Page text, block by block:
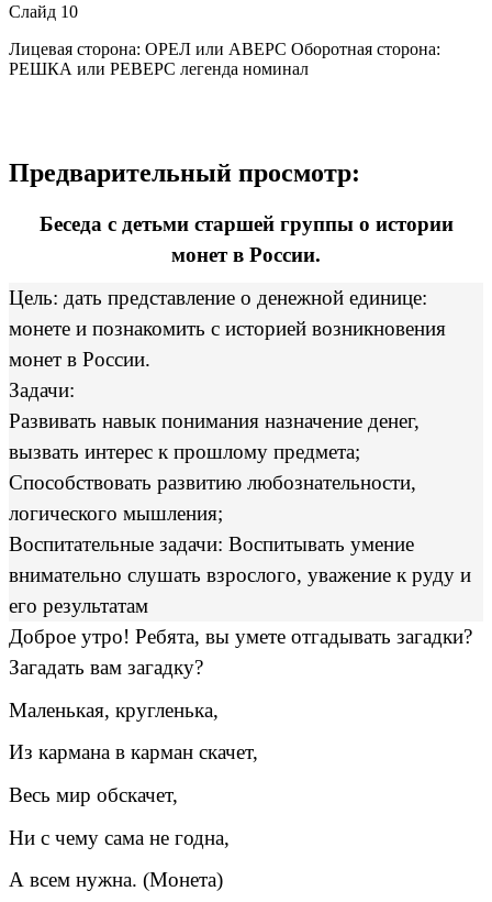
Слайд 10
Лицевая сторона: ОРЕЛ или АВЕРС Оборотная сторона:
РЕШКА или РЕВЕРС легенда номинал
Предварительный просмотр:
Беседа с детьми старшей группы о истории
монет в России.
Цель: дать представление о денежной единице:
монете и познакомить с историей возникновения
монет в России.
Задачи:
Развивать навык понимания назначение денег,
вызвать интерес к прошлому предмета;
Способствовать развитию любознательности,
логического мышления;
Воспитательные задачи: Воспитывать умение
внимательно слушать взрослого, уважение к руду и
его результатам
Доброе утро! Ребята, вы умете отгадывать загадки?
Загадать вам загадку?
Маленькая, кругленька,
Из кармана в карман скачет,
Весь мир обскачет,
Ни с чему сама не годна,
А всем нужна. (Монета)